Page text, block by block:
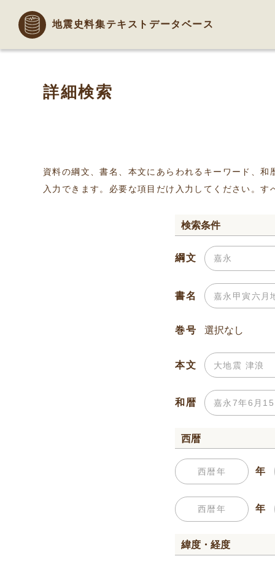
地震史料集テキストデータベース
詳細検索
資料の綱文、書名、本文にあらわれるキーワード、
入力できます。必要な項目だけ入力してください。
検索条件
綱文
書名
巻号
本文
和暦
西暦
年
年
緯度・経度